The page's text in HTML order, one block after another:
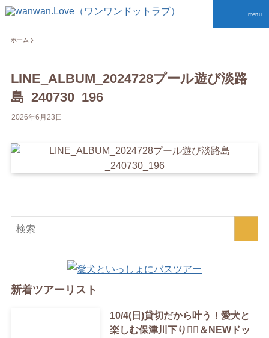
menu
ホーム
LINE_ALBUM_2024728プール遊び淡路
島_240730_196
2026年6月23日
新着ツアーリスト
10/4(日)貸切だから叶う！愛犬と
楽しむ保津川下り🚣‍♀️＆NEWドッ